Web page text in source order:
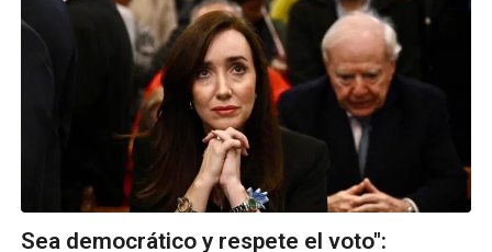
Sea democrático y respete el voto":